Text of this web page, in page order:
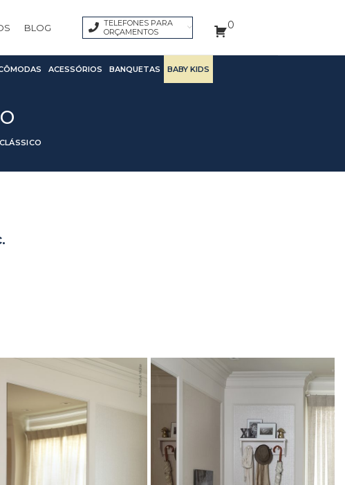
BLOG
TELEFONES PARA
ORÇAMENTOS
0
ACESSÓRIOS BANQUETAS BABY KIDS